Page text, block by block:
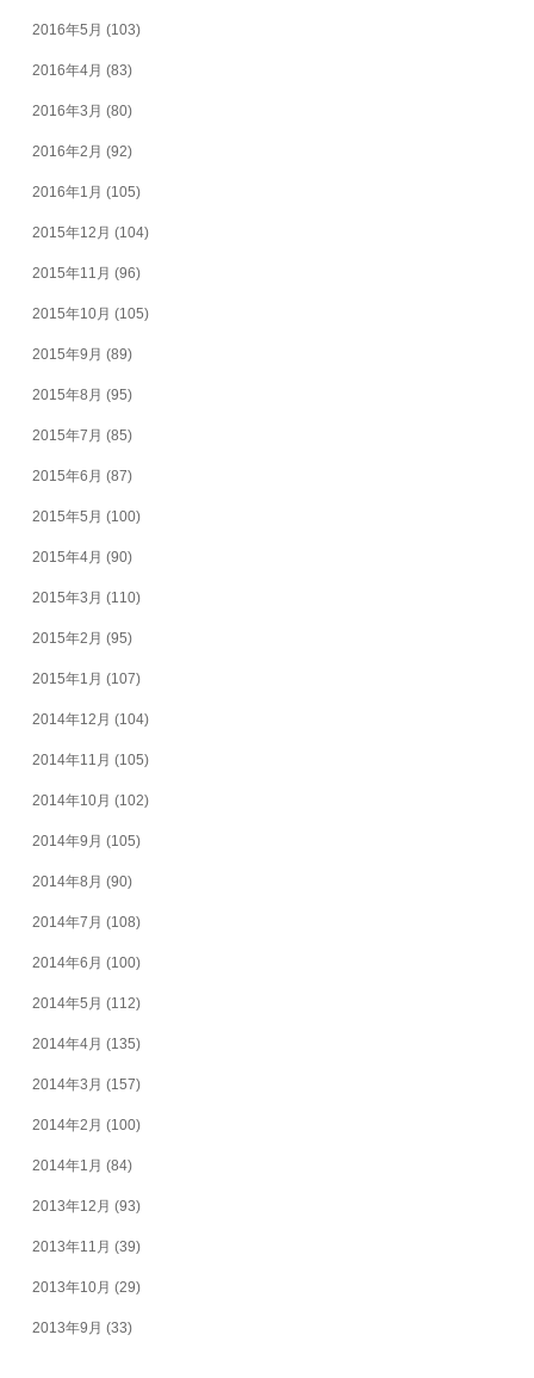
2016年5月 (103)
2016年4月 (83)
2016年3月 (80)
2016年2月 (92)
2016年1月 (105)
2015年12月 (104)
2015年11月 (96)
2015年10月 (105)
2015年9月 (89)
2015年8月 (95)
2015年7月 (85)
2015年6月 (87)
2015年5月 (100)
2015年4月 (90)
2015年3月 (110)
2015年2月 (95)
2015年1月 (107)
2014年12月 (104)
2014年11月 (105)
2014年10月 (102)
2014年9月 (105)
2014年8月 (90)
2014年7月 (108)
2014年6月 (100)
2014年5月 (112)
2014年4月 (135)
2014年3月 (157)
2014年2月 (100)
2014年1月 (84)
2013年12月 (93)
2013年11月 (39)
2013年10月 (29)
2013年9月 (33)